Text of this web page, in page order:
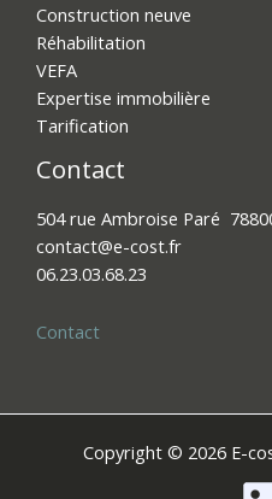
Construction neuve
Réhabilitation
VEFA
Expertise immobilière
Tarification
Contact
504 rue Ambroise Paré
contact@e-cost.fr​
06.23.03.68.23
Contact
Copyright © 2026 E-